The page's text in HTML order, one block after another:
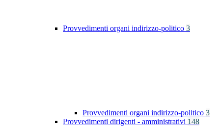
Provvedimenti organi indirizzo-politico 3
Provvedimenti organi indirizzo-politico 3
Provvedimenti dirigenti - amministrativi 148